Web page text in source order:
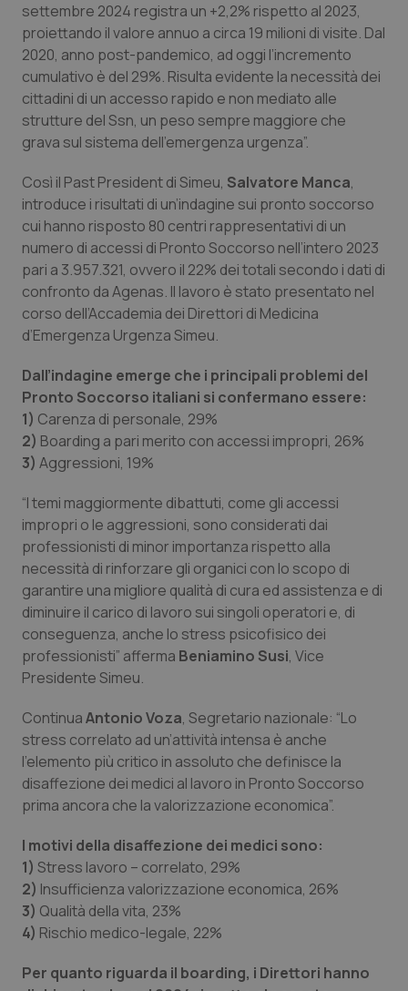
Friuli Venezia Giulia
Lazio
Liguria
Marche
Molise
Piemonte
Provincia Autonoma di Trento
Puglia
Sardegna
Sicilia
Toscana
Umbria
Valle D’Aosta
Veneto
Dermatite Atopica
Diabete & glucometri
Disturbi dell’umore
Donna & Salute
Epatiti
HIV
Ipertensione & Scompenso
Malattie rare
Malattia di Crohn & Rettocolite Ulcerosa
Neuroscienze & patologie neurodegenerative
Obesità
Oftalmologia
Oncodermatologia
Oncoematologia
Oncologia & Nutrizione
Quotidiano Cardiologia
Quotidiano Chirurgia
Quotidiano Oncologia
settembre 2024 registra un +2,2% rispetto al 2023,
proiettando il valore annuo a circa 19 milioni di visite. Dal
2020, anno post-pandemico, ad oggi l’incremento
cumulativo è del 29%. Risulta evidente la necessità dei
cittadini di un accesso rapido e non mediato alle
strutture del Ssn, un peso sempre maggiore che
grava sul sistema dell’emergenza urgenza”.
Così il Past President di Simeu, Salvatore Manca,
introduce i risultati di un’indagine sui pronto soccorso
cui hanno risposto 80 centri rappresentativi di un
numero di accessi di Pronto Soccorso nell’intero 2023
pari a 3.957.321, ovvero il 22% dei totali secondo i dati di
confronto da Agenas. Il lavoro è stato presentato nel
corso dell’Accademia dei Direttori di Medicina
d’Emergenza Urgenza Simeu.
Dall’indagine emerge che i principali problemi del
Pronto Soccorso italiani si confermano essere:
1) Carenza di personale, 29%
2) Boarding a pari merito con accessi impropri, 26%
3) Aggressioni, 19%
“I temi maggiormente dibattuti, come gli accessi
impropri o le aggressioni, sono considerati dai
professionisti di minor importanza rispetto alla
necessità di rinforzare gli organici con lo scopo di
garantire una migliore qualità di cura ed assistenza e di
diminuire il carico di lavoro sui singoli operatori e, di
conseguenza, anche lo stress psicofisico dei
professionisti” afferma Beniamino Susi, Vice
Presidente Simeu.
ContinuaAntonio Voza, Segretario nazionale: “Lo
stress correlato ad un’attività intensa è anche
l’elemento più critico in assoluto che definisce la
disaffezione dei medici al lavoro in Pronto Soccorso
prima ancora che la valorizzazione economica”.
I motivi della disaffezione dei medici sono:
1) Stress lavoro – correlato, 29%
2) Insufficienza valorizzazione economica, 26%
3) Qualità della vita, 23%
4) Rischio medico-legale, 22%
Per quanto riguarda il boarding, i Direttori hanno